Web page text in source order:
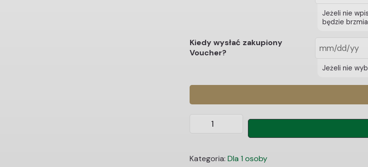
Jeżeli nie
będzie
Kiedy wysłać zakupiony
Voucher?
Jeżeli nie
Czeko-
Kategoria: Dla 1 osoby